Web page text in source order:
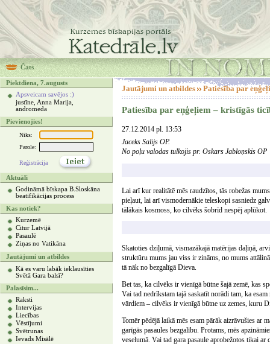
Čats
Piektdiena, 7.augusts
Apsveicam savējos :)
justīne, Anna Marija,
andromeda
Pievienojies!
Niks:
Parole:
Reģistrācija
Aktuāli
Godināmā bīskapa B.Sloskāna
beatifikācijas process
Kas notiek?
Kurzemē
Citur Latvijā
Pasaulē
Ziņas no Vatikāna
Jautājumi un atbildes
Kā es varu labāk ieklausīties
Svētā Gara balsī?
Palasīsim...
Raksti
Intervijas
Liecības
Vēstījumi
Svētrunas
Ievads Misālē
Jautājumi un atbildes Patiesība par
Patiesība par eņģeļiem – kristīgās
27.12.2014 pl. 13:53
Jaceks Salijs OP.
No poļu valodas tulkojis pr. Oskars Jabloņskis OP
Lai arī kur realitātē mēs raudzītos, tās robežas
pieļaut, lai arī vismodernākie teleskopi sasniedz
tālākais kosmoss, ko cilvēks šobrīd nespēj aplūkot.
Skatoties dziļumā, vismazākajā matērijas daļiņā,
struktūru mums jau viss ir zināms, no mums
tā nāk no bezgalīgā Dieva.
Bet tas, ka cilvēks ir vienīgā būtne šajā zemē, kas
Vai tad nedrīkstam tajā saskatīt norādi tam, ka
vārdiem – cilvēks ir vienīgā būtne uz zemes, kuru
Tomēr pēdējā laikā mēs esam pārāk aizrāvušies ar
garīgās pasaules bezgalību. Protams, mēs
veselumā. Vai tad gara pasaule aprobežotos tikai